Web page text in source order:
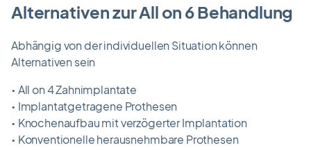
Alternativen zur All on 6 Behandlung
Abhängig von der individuellen Situation können
Alternativen sein
• All on 4 Zahnimplantate
• Implantatgetragene Prothesen
• Knochenaufbau mit verzögerter Implantation
• Konventionelle herausnehmbare Prothesen